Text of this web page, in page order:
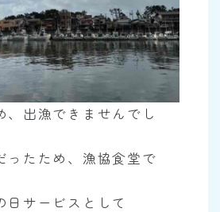
、出漁できませんでし
ったため、漁協食堂で
日サービスとして